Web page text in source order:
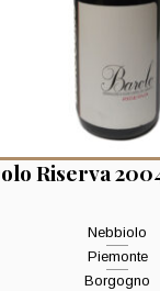
Riserva
Nebbiolo
Piemonte
Borgogno